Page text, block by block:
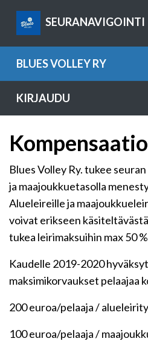
SEURANAVIGOINTI
BLUES VOLLEY RY
KIRJAUDU
Blues Volley Ry. tukee
ja maajoukkuetasolla
Alueleireille ja
voivat erikseen
tukea leirimaksuihin max 50
Kaudelle 2019-2020
maksimikorvaukset pelaajaa
200 euroa/pelaaja /
100 euroa/pelaaja /